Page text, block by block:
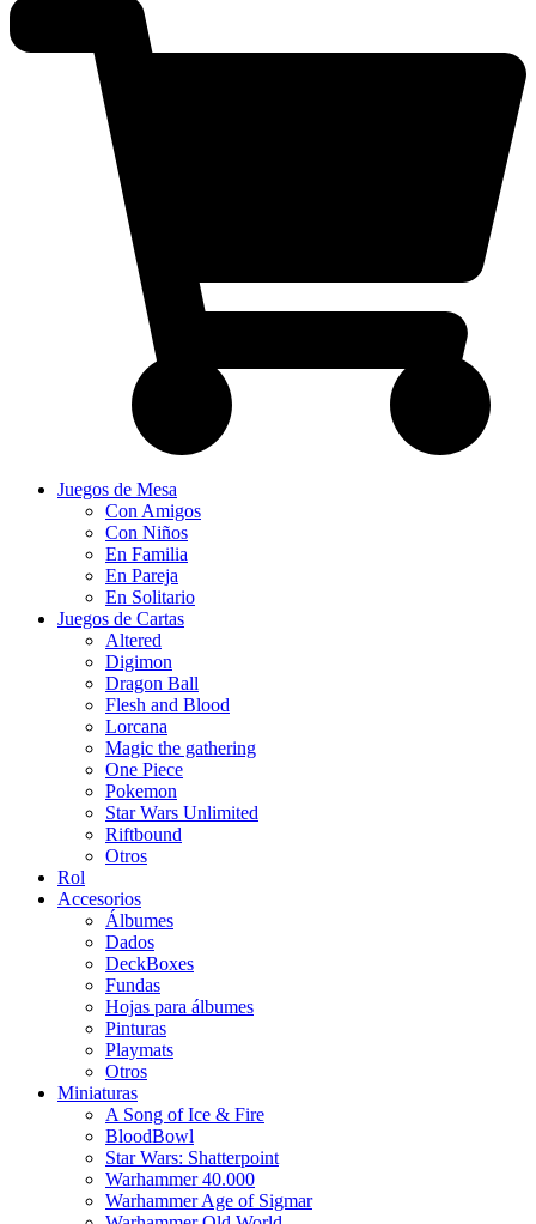
Juegos de Mesa
Con Amigos
Con Niños
En Familia
En Pareja
En Solitario
Juegos de Cartas
Altered
Digimon
Dragon Ball
Flesh and Blood
Lorcana
Magic the gathering
One Piece
Pokemon
Star Wars Unlimited
Riftbound
Otros
Rol
Accesorios
Álbumes
Dados
DeckBoxes
Fundas
Hojas para álbumes
Pinturas
Playmats
Otros
Miniaturas
A Song of Ice & Fire
BloodBowl
Star Wars: Shatterpoint
Warhammer 40.000
Warhammer Age of Sigmar